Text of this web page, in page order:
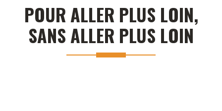
POUR ALLER PLUS LOIN,
SANS ALLER PLUS LOIN